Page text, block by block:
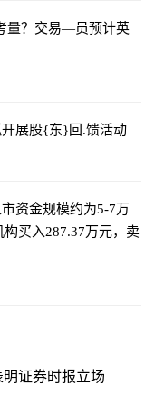
？ 交易—员预计英
展股{东}回.馈活动
资金规模约为5-7万
构买入287.37万元，卖
证券时报立场